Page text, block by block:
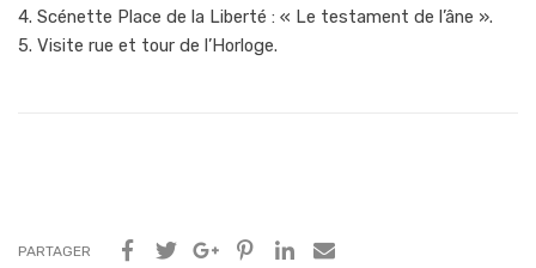
4. Scénette Place de la Liberté : « Le testament de l’âne ».
5. Visite rue et tour de l’Horloge.
PARTAGER